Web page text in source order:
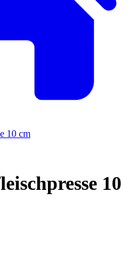
10 cm
10